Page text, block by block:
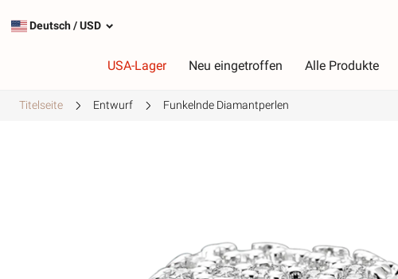
Deutsch/USD
USA-Lager Neu eingetroffen Alle Produkte
Gold-gelb
Titelseite Entwurf Funkelnde Diamantperlen